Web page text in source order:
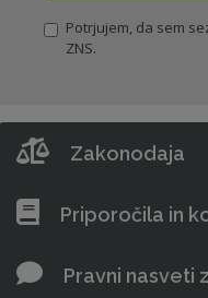
Potrjujem, da sem
ZNS.
Zakonodaja
Priporočila in
Pravni nasveti